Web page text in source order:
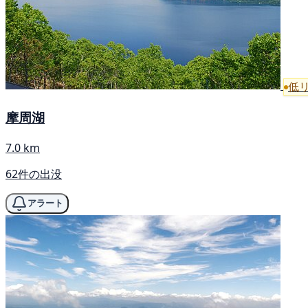
低
摩周湖
7.0 km
62件の出没
アラート